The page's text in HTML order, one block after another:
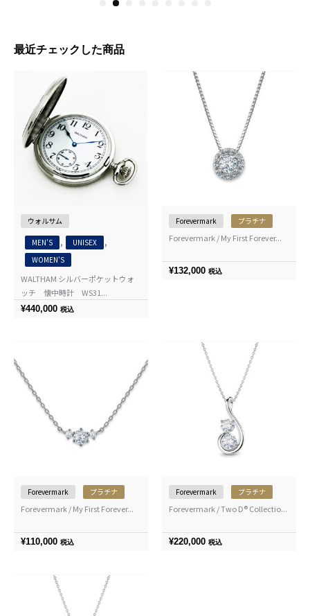
5
最近チェックした商品
ウォルサム
MEN'S , UNISEX ,
WOMEN'S
WALTHAM シルバーポケットウォ
ッチ 懐中時計 WS31...
¥440,000 税込
Forevermark プラチナ
Forevermark / My First Forever...
¥132,000 税込
Forevermark プラチナ
Forevermark / My First Forever...
¥110,000 税込
Forevermark プラチナ
Forevermark / Two D® Collectio...
¥220,000 税込